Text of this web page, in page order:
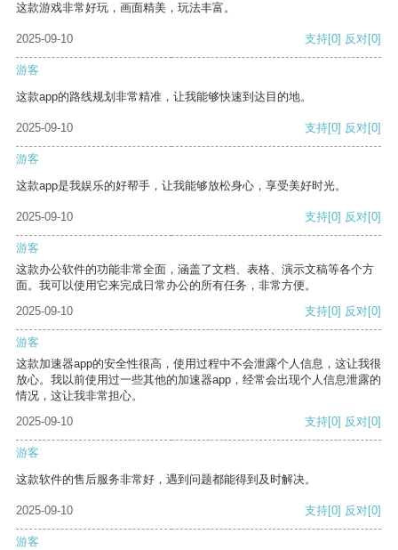
这款游戏非常好玩，画面精美，玩法丰富。
2025-09-10 支持[0] 反对[0]
游客
这款app的路线规划非常精准，让我能够快速到达目的地。
2025-09-10 支持[0] 反对[0]
游客
这款app是我娱乐的好帮手，让我能够放松身心，享受美好时光。
2025-09-10 支持[0] 反对[0]
游客
这款办公软件的功能非常全面，涵盖了文档、表格、演示文稿等各个方
面。我可以使用它来完成日常办公的所有任务，非常方便。
2025-09-10
支持[0] 反对[0]
游客
这款加速器app的安全性很高，使用过程中不会泄露个人信息，这让我很
放心。我以前使用过一些其他的加速器app，经常会出现个人信息泄露的
情况，这让我非常担心。
2025-09-10
支持[0] 反对[0]
游客
这款软件的售后服务非常好，遇到问题都能得到及时解决。
2025-09-10 支持[0] 反对[0]
游客